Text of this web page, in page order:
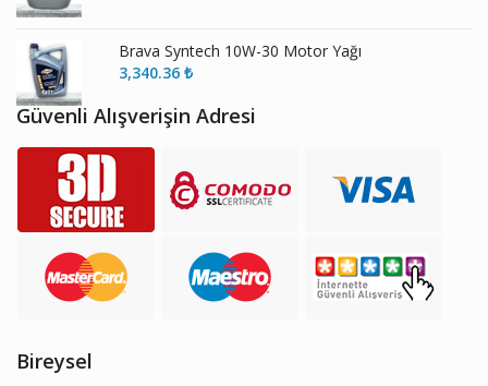
Brava Syntech 10W-30 Motor Yağı
3,340.36 ₺
Güvenli Alışverişin Adresi
Bireysel